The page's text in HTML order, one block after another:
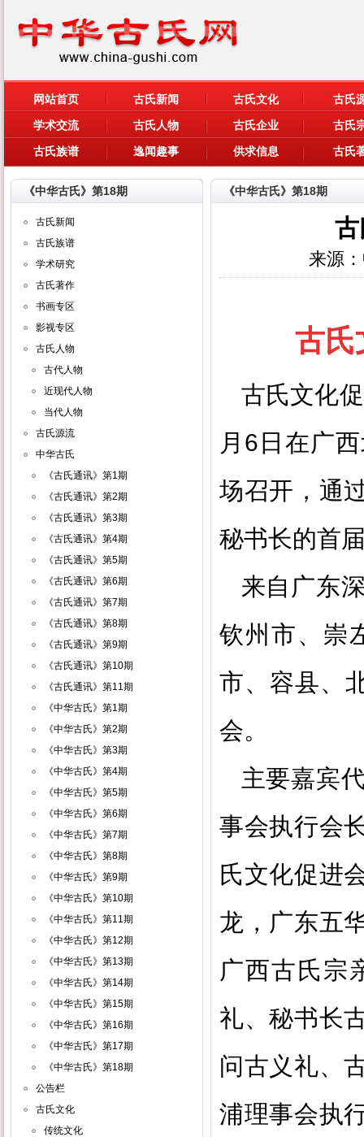
网站首页 古氏新闻 古氏文化
古氏
学术交流
古氏人物 古氏企业
古氏
古氏族谱
逸闻趣事 供求信息 古氏
《中华古氏》第18期
古氏新闻
古氏族谱
学术研究
古氏著作
书画专区
影视专区
古氏人物
古代人物
近现代人物
当代人物
古氏源流
中华古氏
《古氏通讯》第1期
《古氏通讯》第2期
《古氏通讯》第3期
《古氏通讯》第4期
《古氏通讯》第5期
《古氏通讯》第6期
《古氏通讯》第7期
《古氏通讯》第8期
《古氏通讯》第9期
《古氏通讯》第10期
《古氏通讯》第11期
《中华古氏》第1期
《中华古氏》第2期
《中华古氏》第3期
《中华古氏》第4期
《中华古氏》第5期
《中华古氏》第6期
《中华古氏》第7期
《中华古氏》第8期
《中华古氏》第9期
《中华古氏》第10期
《中华古氏》第11期
《中华古氏》第12期
《中华古氏》第13期
《中华古氏》第14期
《中华古氏》第15期
《中华古氏》第16期
《中华古氏》第17期
《中华古氏》第18期
公告栏
古氏文化
传统文化
《中华古氏》第18期
来源
古氏
古氏文化
月6日在广
场召开，通
秘书长的首
来自广东
钦州市、崇
市、容县、
会。
主要嘉宾
事会执行会
氏文化促进
龙，广东五
广西古氏宗
礼、秘书长
问古义礼、
浦理事会执